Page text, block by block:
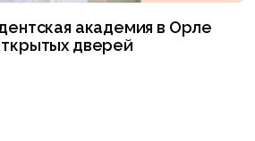
академия в Орле
дверей